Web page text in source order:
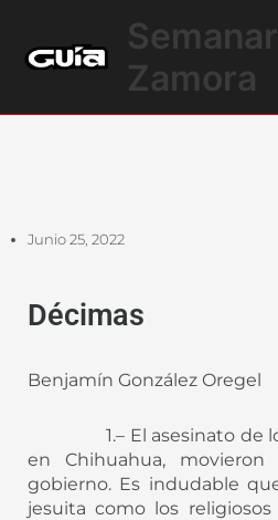
contenido
Zamora
Junio 25, 2022
Décimas
Benjamín González Oregel
1.– El asesinato de los
en Chihuahua,
gobierno. Es indudable
jesuita como los religiosos